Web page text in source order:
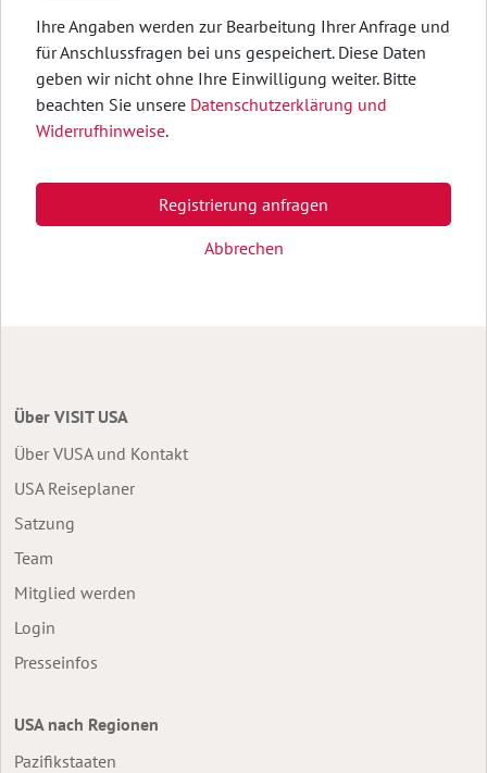
Ihre Angaben werden zur Bearbeitung Ihrer Anfrage und
für Anschlussfragen bei uns gespeichert. Diese Daten
geben wir nicht ohne Ihre Einwilligung weiter. Bitte
beachten Sie unsere Datenschutzerklärung und
Widerrufhinweise.
Registrierung anfragen
Abbrechen
Über VISIT USA
Über VUSA und Kontakt
USA Reiseplaner
Satzung
Team
Mitglied werden
Login
Presseinfos
USA nach Regionen
Pazifikstaaten